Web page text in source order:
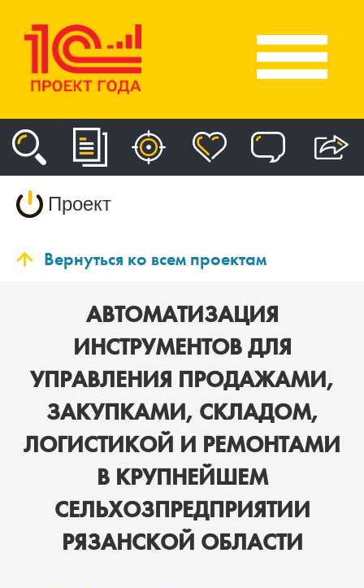
Проект
Вернуться ко всем проектам
АВТОМАТИЗАЦИЯ
ИНСТРУМЕНТОВ ДЛЯ
УПРАВЛЕНИЯ ПРОДАЖАМИ,
ЗАКУПКАМИ, СКЛАДОМ,
ЛОГИСТИКОЙ И РЕМОНТАМИ
В КРУПНЕЙШЕМ
СЕЛЬХОЗПРЕДПРИЯТИИ
РЯЗАНСКОЙ ОБЛАСТИ